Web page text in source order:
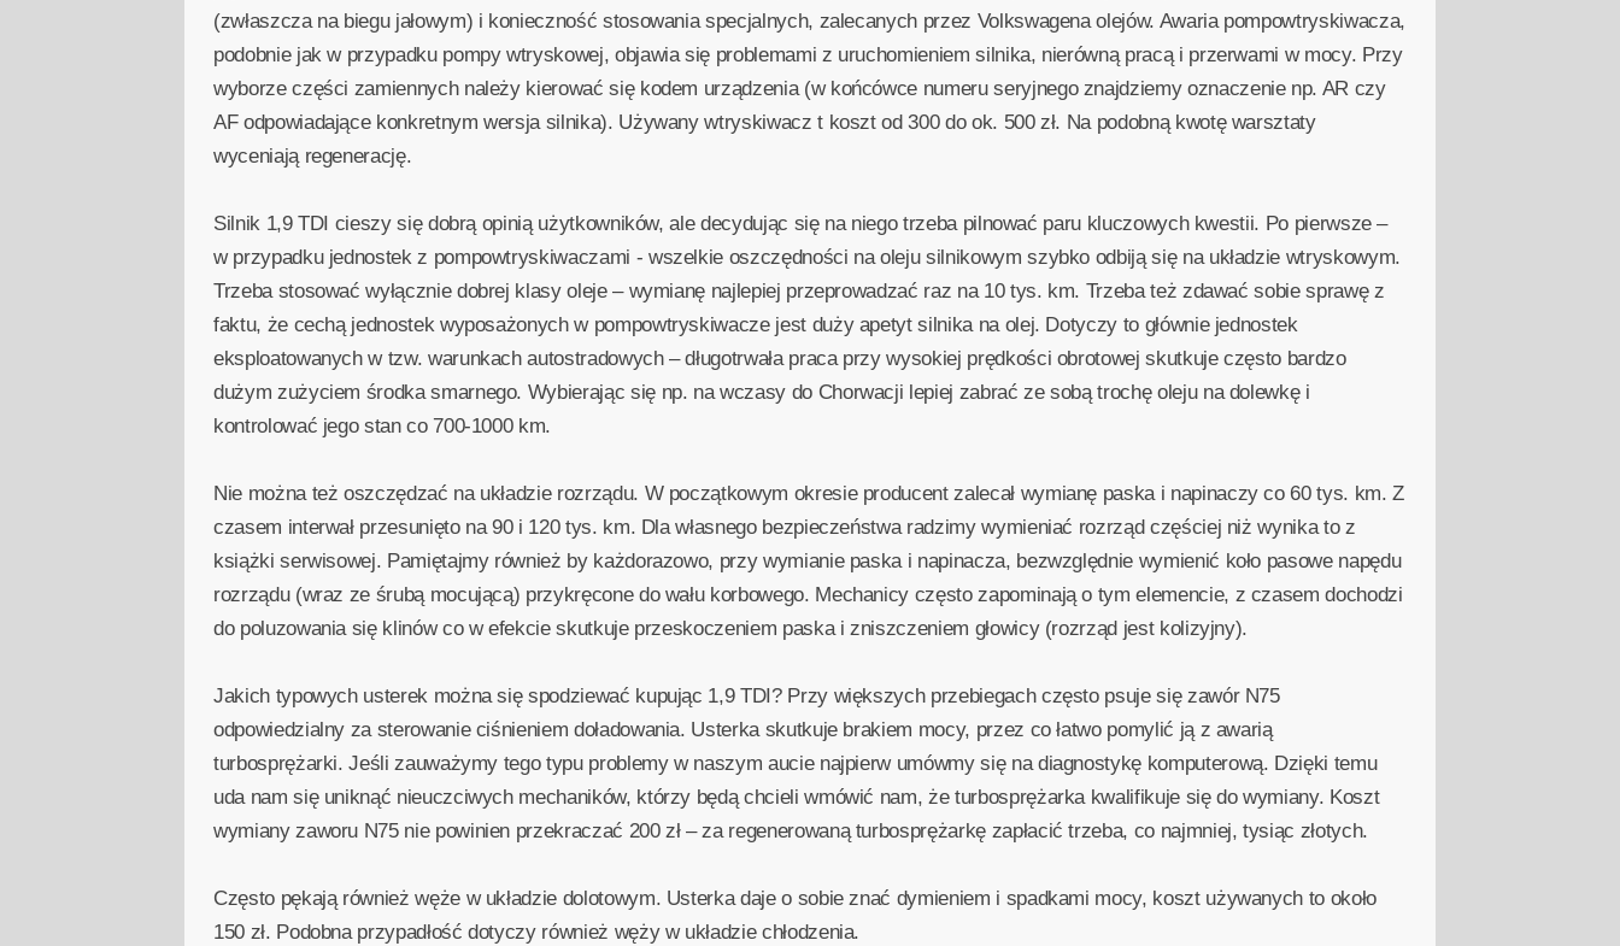
(zwłaszcza na biegu jałowym) i konieczność stosowania specjalnych, zalecanych przez Volkswagena olejów. Awaria pompowtryskiwacza,
podobnie jak w przypadku pompy wtryskowej, objawia się problemami z uruchomieniem silnika, nierówną pracą i przerwami w mocy. Przy
wyborze części zamiennych należy kierować się kodem urządzenia (w końcówce numeru seryjnego znajdziemy oznaczenie np. AR czy
AF odpowiadające konkretnym wersja silnika). Używany wtryskiwacz t koszt od 300 do ok. 500 zł. Na podobną kwotę warsztaty
wyceniają regenerację.
Silnik 1,9 TDI cieszy się dobrą opinią użytkowników, ale decydując się na niego trzeba pilnować paru kluczowych kwestii. Po pierwsze –
w przypadku jednostek z pompowtryskiwaczami - wszelkie oszczędności na oleju silnikowym szybko odbiją się na układzie wtryskowym.
Trzeba stosować wyłącznie dobrej klasy oleje – wymianę najlepiej przeprowadzać raz na 10 tys. km. Trzeba też zdawać sobie sprawę z
faktu, że cechą jednostek wyposażonych w pompowtryskiwacze jest duży apetyt silnika na olej. Dotyczy to głównie jednostek
eksploatowanych w tzw. warunkach autostradowych – długotrwała praca przy wysokiej prędkości obrotowej skutkuje często bardzo
dużym zużyciem środka smarnego. Wybierając się np. na wczasy do Chorwacji lepiej zabrać ze sobą trochę oleju na dolewkę i
kontrolować jego stan co 700-1000 km.
Nie można też oszczędzać na układzie rozrządu. W początkowym okresie producent zalecał wymianę paska i napinaczy co 60 tys. km. Z
czasem interwał przesunięto na 90 i 120 tys. km. Dla własnego bezpieczeństwa radzimy wymieniać rozrząd częściej niż wynika to z
książki serwisowej. Pamiętajmy również by każdorazowo, przy wymianie paska i napinacza, bezwzględnie wymienić koło pasowe napędu
rozrządu (wraz ze śrubą mocującą) przykręcone do wału korbowego. Mechanicy często zapominają o tym elemencie, z czasem dochodzi
do poluzowania się klinów co w efekcie skutkuje przeskoczeniem paska i zniszczeniem głowicy (rozrząd jest kolizyjny).
Jakich typowych usterek można się spodziewać kupując 1,9 TDI? Przy większych przebiegach często psuje się zawór N75
odpowiedzialny za sterowanie ciśnieniem doładowania. Usterka skutkuje brakiem mocy, przez co łatwo pomylić ją z awarią
turbosprężarki. Jeśli zauważymy tego typu problemy w naszym aucie najpierw umówmy się na diagnostykę komputerową. Dzięki temu
uda nam się uniknąć nieuczciwych mechaników, którzy będą chcieli wmówić nam, że turbosprężarka kwalifikuje się do wymiany. Koszt
wymiany zaworu N75 nie powinien przekraczać 200 zł – za regenerowaną turbosprężarkę zapłacić trzeba, co najmniej, tysiąc złotych.
Często pękają również węże w układzie dolotowym. Usterka daje o sobie znać dymieniem i spadkami mocy, koszt używanych to około
150 zł. Podobna przypadłość dotyczy również węży w układzie chłodzenia.